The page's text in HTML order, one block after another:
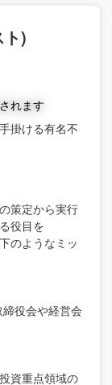
)
れます
掛ける有名不
策定から実行
役目を
のようなミッ
役会や経営会
資重点領域の